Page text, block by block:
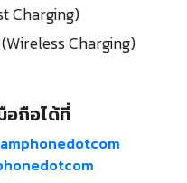
Charging)
Charging)
อถือได้ที่